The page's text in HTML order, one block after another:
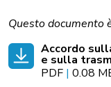
Questo documento
Accordo
e sulla
PDF | 0.08